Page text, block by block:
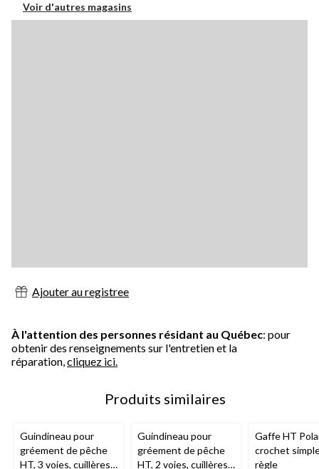
Voir d'autres magasins
Ajouter au registree
À l'attention des personnes résidant au Québec: pour
obtenir des renseignements sur l'entretien et la
réparation,cliquez ici.
Produits similaires
Guindineau pour
gréement de pêche
HT, 3 voies, cuillères
Guindineau pour
gréement de pêche
HT, 2 voies, cuillères
Gaffe HT
crochet
règle